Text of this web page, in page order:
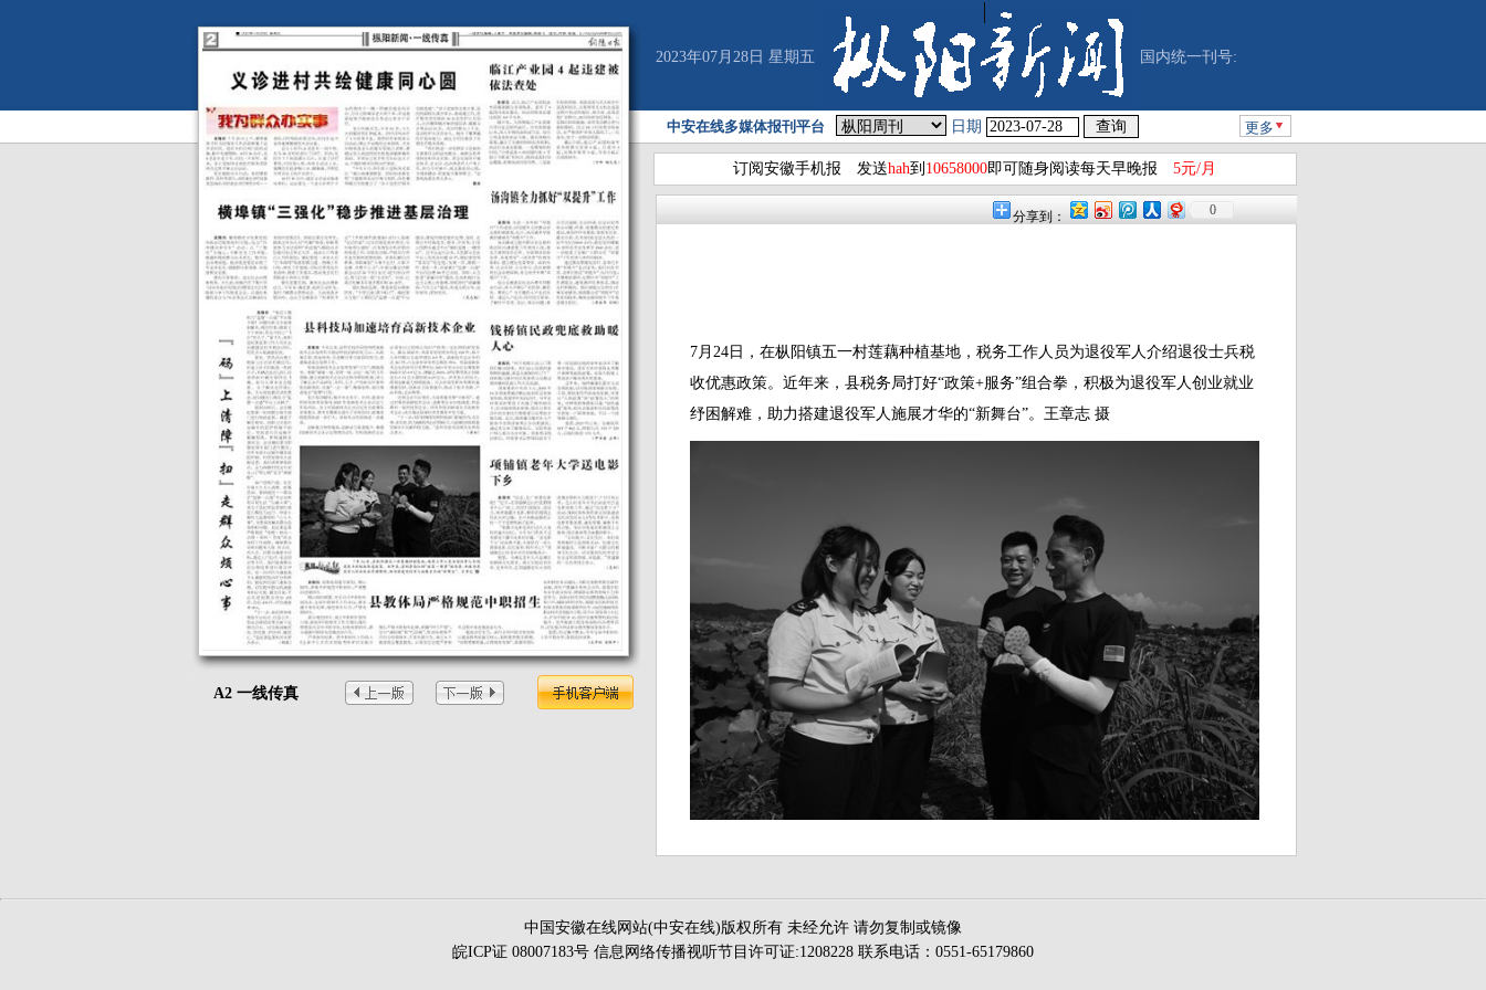
A2 一线传真
2023年07月28日 星期五 国内统一刊号:
中安在线多媒体报刊平台 日期 更多
订阅安徽手机报 发送hah到 10658000即可随身阅读每天早晚报 5元/月
分享到： 0
7月24日，在枞阳镇五一村莲藕种植基地，税务工作人员为退役军人介绍退役士兵税
收优惠政策。近年来，县税务局打好“政策+服务”组合拳，积极为退役军人创业就业
纾困解难，助力搭建退役军人施展才华的“新舞台”。王章志 摄
中国安徽在线网站(中安在线)版权所有 未经允许 请勿复制或镜像
皖ICP证 08007183号 信息网络传播视听节目许可证:1208228 联系电话：0551-65179860